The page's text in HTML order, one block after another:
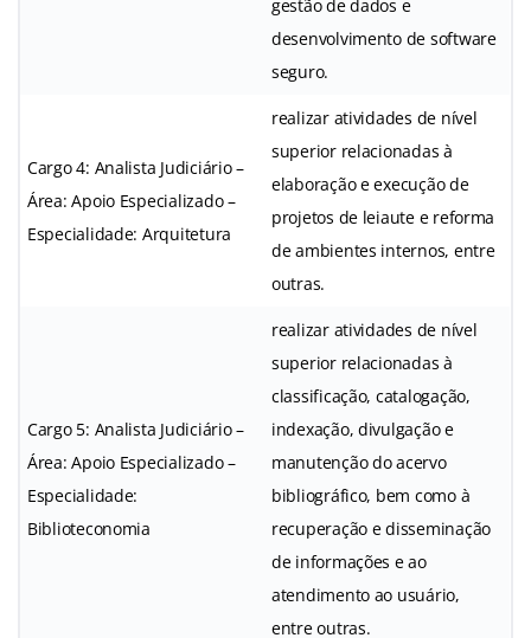
gestão de dados e
desenvolvimento de software
seguro.
Cargo 4: Analista Judiciário –
Área: Apoio Especializado –
Especialidade: Arquitetura
realizar atividades de nível
superior relacionadas à
elaboração e execução de
projetos de leiaute e reforma
de ambientes internos, entre
outras.
Cargo 5: Analista Judiciário –
Área: Apoio Especializado –
Especialidade:
Biblioteconomia
realizar atividades de nível
superior relacionadas à
classificação, catalogação,
indexação, divulgação e
manutenção do acervo
bibliográfico, bem como à
recuperação e disseminação
de informações e ao
atendimento ao usuário,
entre outras.